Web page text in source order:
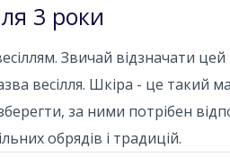
3 роки
Звичай відзначати цей
весілля. Шкіра - це такий
за ними потрібен
обрядів і традицій.